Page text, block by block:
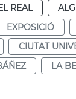
REAL
EXPOSICIÓ
CIUTAT
LA